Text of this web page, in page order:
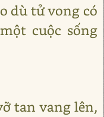
dù tử vong có
cuộc sống
tan vang lên,